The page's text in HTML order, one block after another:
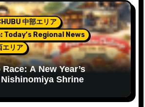
中部エリア
Today’s Regional News
リア
A New Year’s
Shrine